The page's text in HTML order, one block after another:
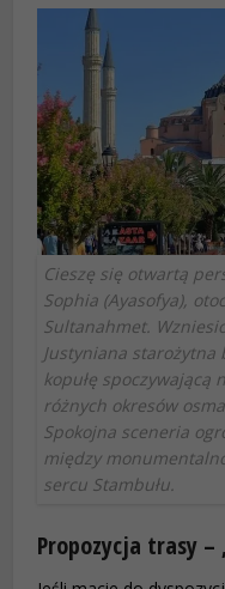
Cieszę się otwartą
Sophia (Ayasofya),
Sultanahmet.
Justyniana
kopułę spoczywającą
różnych okresów
Spokojna sceneria
między
sercu Stambułu.
Propozycja trasy –